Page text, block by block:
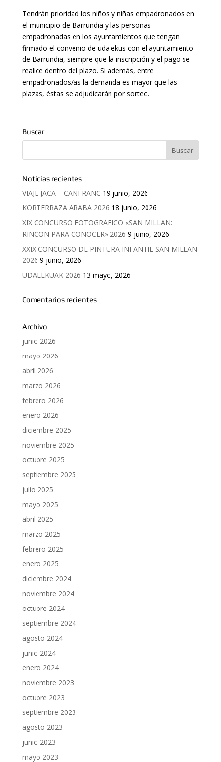
Tendrán prioridad los niños y niñas empadronados en
el municipio de Barrundia y las personas
empadronadas en los ayuntamientos que tengan
firmado el convenio de udalekus con el ayuntamiento
de Barrundia, siempre que la inscripción y el pago se
realice dentro del plazo. Si además, entre
empadronados/as la demanda es mayor que las
plazas, éstas se adjudicarán por sorteo.
Buscar
Noticias recientes
VIAJE JACA – CANFRANC 19 junio, 2026
KORTERRAZA ARABA 2026 18 junio, 2026
XIX CONCURSO FOTOGRAFICO «SAN MILLAN:
RINCON PARA CONOCER» 2026 9 junio, 2026
XXIX CONCURSO DE PINTURA INFANTIL SAN MILLAN
2026 9 junio, 2026
UDALEKUAK 2026 13 mayo, 2026
Comentarios recientes
Archivo
junio 2026
mayo 2026
abril 2026
marzo 2026
febrero 2026
enero 2026
diciembre 2025
noviembre 2025
octubre 2025
septiembre 2025
julio 2025
mayo 2025
abril 2025
marzo 2025
febrero 2025
enero 2025
diciembre 2024
noviembre 2024
octubre 2024
septiembre 2024
agosto 2024
junio 2024
enero 2024
noviembre 2023
octubre 2023
septiembre 2023
agosto 2023
junio 2023
mayo 2023